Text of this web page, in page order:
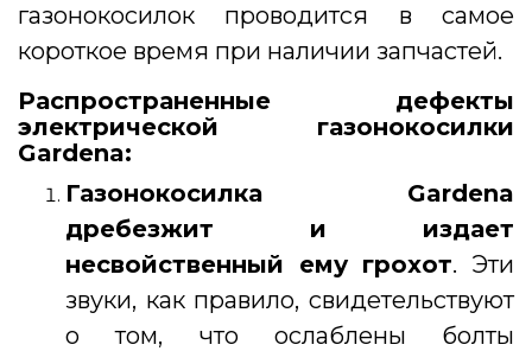
газонокосилок проводится в самое
короткое время при наличии запчастей.
Распространенные дефекты
электрической газонокосилки
Gardena:
Газонокосилка Gardena
дребезжит и издает
несвойственный ему грохот. Эти
звуки, как правило, свидетельствуют
о том, что ослаблены болты